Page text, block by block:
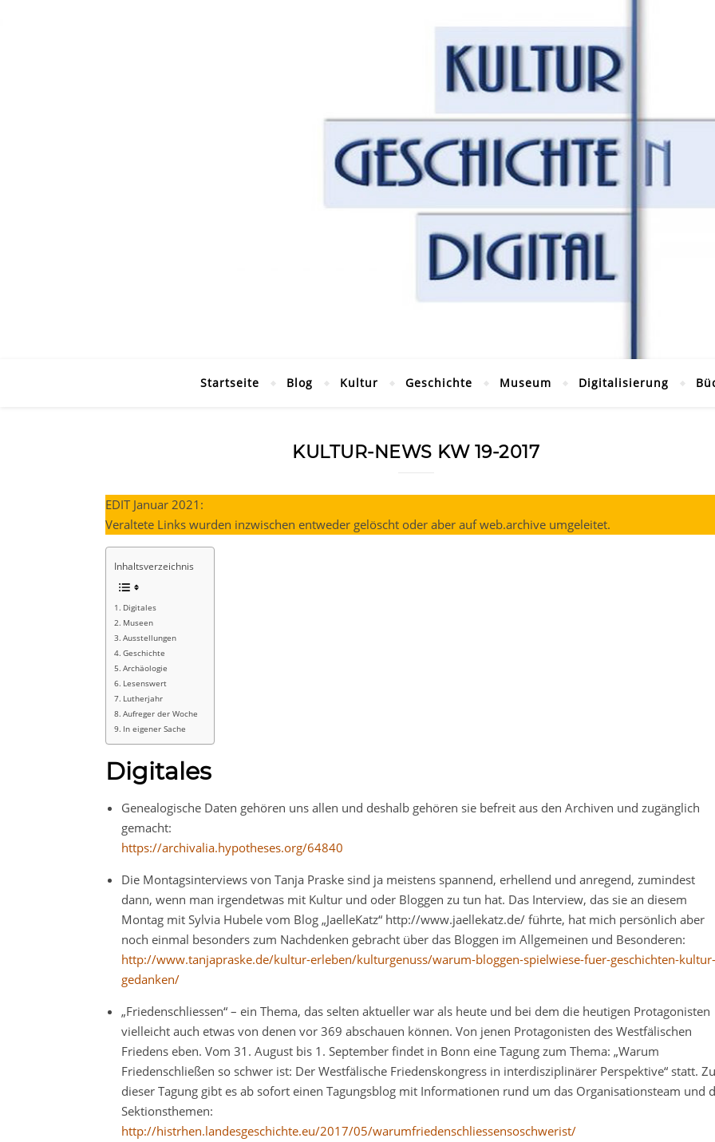
Startseite Blog Kultur Geschichte Museum Digitalisierung
KULTUR-NEWS KW 19-2017
EDIT Januar 2021:
Veraltete Links wurden inzwischen entweder gelöscht oder aber auf web.archive umgeleitet.
Inhaltsverzeichnis
Digitales
Museen
Ausstellungen
Geschichte
Archäologie
Lesenswert
Lutherjahr
Aufreger der Woche
In eigener Sache
Digitales
Genealogische Daten gehören uns allen und deshalb gehören sie befreit aus den Archiven und zugänglich
gemacht:
https://archivalia.hypotheses.org/64840
Die Montagsinterviews von Tanja Praske sind ja meistens spannend, erhellend und anregend, zumindest
dann, wenn man irgendetwas mit Kultur und oder Bloggen zu tun hat. Das Interview, das sie an diesem
Montag mit Sylvia Hubele vom Blog „JaelleKatz“ http://www.jaellekatz.de/ führte, hat mich persönlich aber
noch einmal besonders zum Nachdenken gebracht über das Bloggen im Allgemeinen und Besonderen:
http://www.tanjapraske.de/kultur-erleben/kulturgenuss/warum-bloggen-spielwiese-fuer-geschichten-kultur-
gedanken/
„Friedenschliessen“ – ein Thema, das selten aktueller war als heute und bei dem die heutigen Protagonisten
vielleicht auch etwas von denen vor 369 abschauen können. Von jenen Protagonisten des Westfälischen
Friedens eben. Vom 31. August bis 1. September findet in Bonn eine Tagung zum Thema: „Warum
Friedenschließen so schwer ist: Der Westfälische Friedenskongress in interdisziplinärer Perspektive“ statt. Zu
dieser Tagung gibt es ab sofort einen Tagungsblog mit Informationen rund um das Organisationsteam und
Sektionsthemen:
http://histrhen.landesgeschichte.eu/2017/05/warumfriedenschliessensoschwerist/